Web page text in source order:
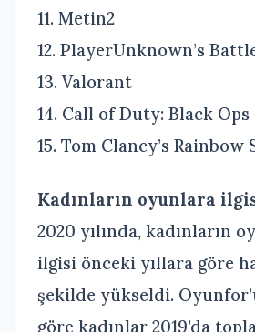
11. Metin2
12. PlayerUnknown’s
13. Valorant
14. Call of Duty: Black Ops
15. Tom Clancy’s Rainbow
Kadınların oyunlara
2020 yılında, kadınların
ilgisi önceki yıllara göre
şekilde yükseldi.
göre kadınlar 2019’da